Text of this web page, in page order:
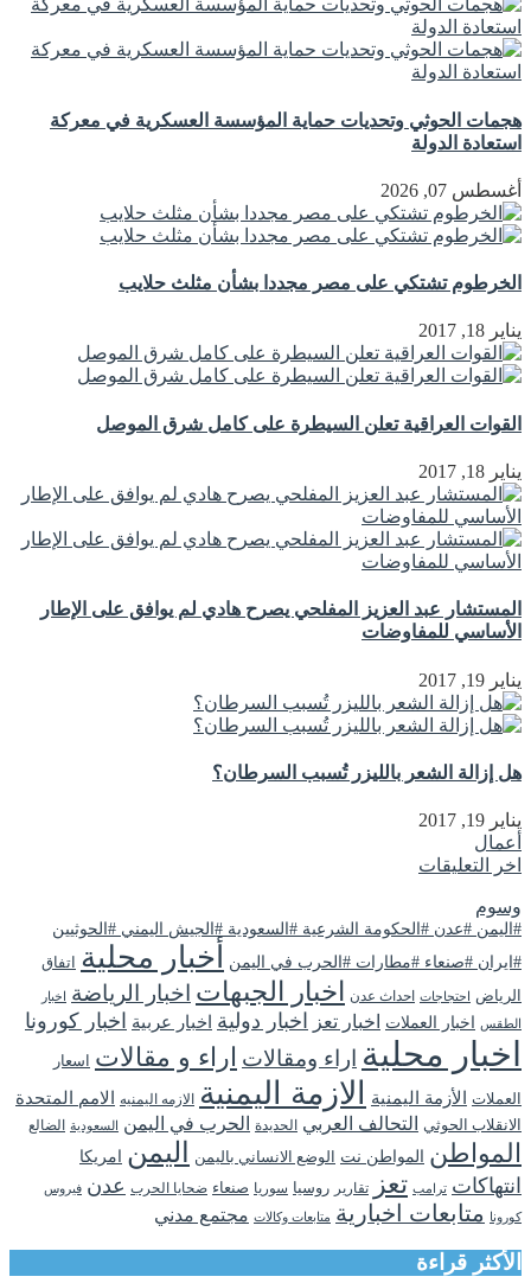
هجمات الحوثي وتحديات حماية المؤسسة العسكرية في معركة
استعادة الدولة
أغسطس 07, 2026
الخرطوم تشتكي على مصر مجددا بشأن مثلث حلايب
يناير 18, 2017
القوات العراقية تعلن السيطرة على كامل شرق الموصل
يناير 18, 2017
المستشار عبد العزيز المفلحي يصرح هادي لم يوافق على الإطار
الأساسي للمفاوضات
يناير 19, 2017
هل إزالة الشعر بالليزر تُسبب السرطان؟
يناير 19, 2017
أعمال
اخر التعليقات
وسوم
#اليمن #عدن #الحكومة الشرعية #السعودية #الجيش اليمني #الحوثيين
#ايران #صنعاء #مطارات #الحرب في اليمن
أخبار محلية
اتفاق
الرياض
احتجاجات احداث عدن اخبار الجبهات اخبار الرياضة اخبار
الطقس
اخبار العملات اخبار تعز اخبار دولية اخبار عربية اخبار كورونا
اخبار محلية اراء ومقالات اراء و مقالات اسعار
العملات الأزمة اليمنية الازمة اليمنية الازمه اليمنيه الامم المتحدة
الانقلاب الحوثي التحالف العربي الحديدة الحرب في اليمن السعودية الضالع
المواطن المواطن نت الوضع الانساني باليمن اليمن امريكا
انتهاكات ترامب تعز تقارير روسيا سوريا صنعاء ضحايا الحرب عدن فيروس
كورونا متابعات اخبارية متابعات وكالات مجتمع مدني
الأكثر قراءة